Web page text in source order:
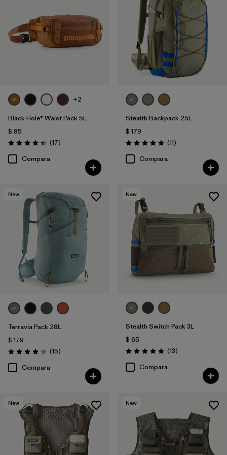
+2
Black Hole® Waist Pack 5L
$ 85
Valoración: 4.4 / 5
(17Comentarios
)
Compara
Stealth Backpack 25L
$ 179
Valoración: 4.9 / 5
(11Comentarios
)
Compara
New
Terravia Pack 28L
$ 179
Valoración: 4.1 / 5
(15Comentarios
)
Compara
New
Stealth Switch Pack 3L
$ 65
Valoración: 4.9 / 5
(13Comentarios
)
Compara
New New